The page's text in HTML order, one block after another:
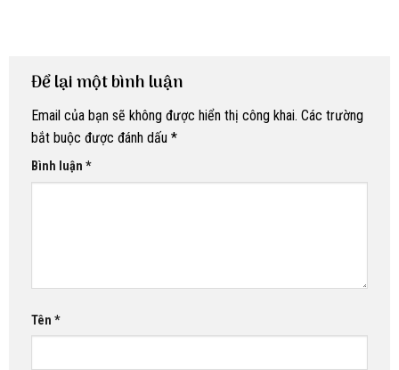
Để lại một bình luận
Email của bạn sẽ không được hiển thị công khai. Các trường
bắt buộc được đánh dấu *
Bình luận *
Tên *